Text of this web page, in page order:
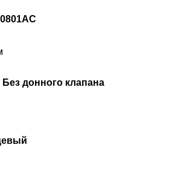
донного клапана